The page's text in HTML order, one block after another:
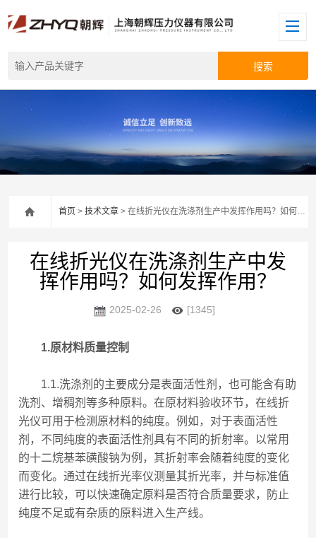
首页 >技术文章 > 在线折光仪在洗涤剂生产中发挥作用吗？如何发挥作用？
在线折光仪在洗涤剂生产中发
挥作用吗？如何发挥作用？
2025-02-26 [1345]
1.原材料质量控制
1.1.洗涤剂的主要成分是表面活性剂，也可能含有助
洗剂、增稠剂等多种原料。在原材料验收环节，在线折
光仪可用于检测原材料的纯度。例如，对于表面活性
剂，不同纯度的表面活性剂具有不同的折射率。以常用
的十二烷基苯磺酸钠为例，其折射率会随着纯度的变化
而变化。通过在线折光率仪测量其折光率，并与标准值
进行比较，可以快速确定原料是否符合质量要求，防止
纯度不足或有杂质的原料进入生产线。